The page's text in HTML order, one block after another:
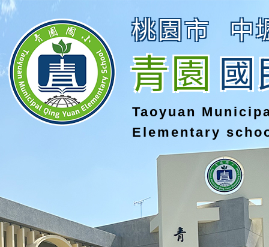
桃園市 中
青園國
Taoyuan
Elementary